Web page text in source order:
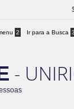
2 Ir para a Busca 3
-